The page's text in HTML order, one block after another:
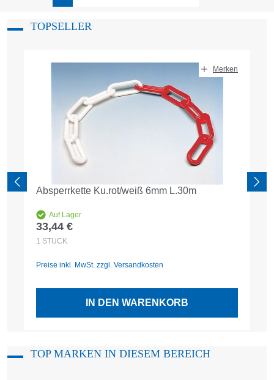
TOPSELLER
Merken
Absperrkette Ku.rot/weiß 6mm L.30m
Auf Lager
Regulärer Preis:
33,44 €
1 STÜCK
Preise inkl. MwSt. zzgl. Versandkosten
IN DEN WARENKORB
TOP MARKEN IN DIESEM BEREICH